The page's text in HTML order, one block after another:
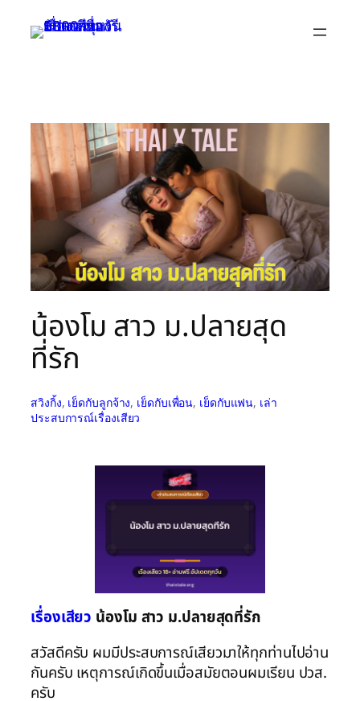
น้องโม สาว ม.ปลายสุด
ที่รัก
สวิงกิ้ง, เย็ดกับลูกจ้าง, เย็ดกับเพื่อน, เย็ดกับแฟน, เล่า
ประสบการณ์เรื่องเสียว
เรื่องเสียว น้องโม สาว ม.ปลายสุดที่รัก
สวัสดีครับ ผมมีประสบการณ์เสียวมาให้ทุกท่านไปอ่าน
กันครับ เหตุการณ์เกิดขึ้นเมื่อสมัยตอนผมเรียน ปวส.
ครับ